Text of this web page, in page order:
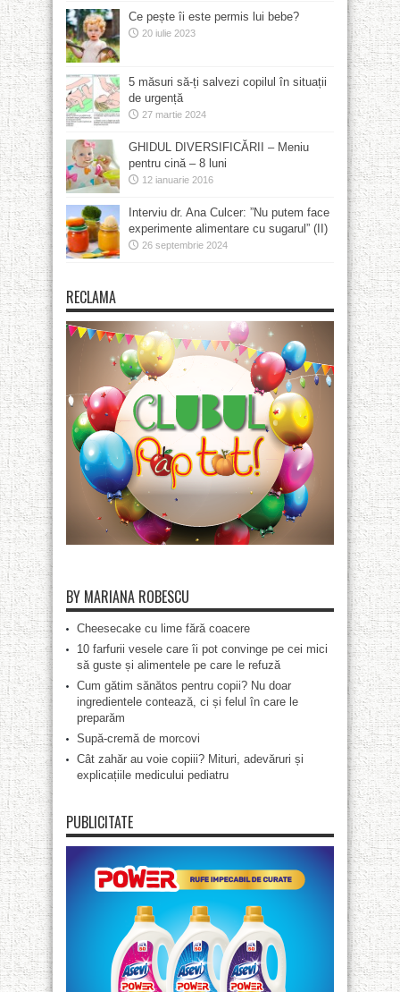
Ce pește îi este permis lui bebe?
20 iulie 2023
5 măsuri să-ți salvezi copilul în situații
de urgență
27 martie 2024
GHIDUL DIVERSIFICĂRII – Meniu
pentru cină – 8 luni
12 ianuarie 2016
Interviu dr. Ana Culcer: ”Nu putem face
experimente alimentare cu sugarul” (II)
26 septembrie 2024
RECLAMA
BY MARIANA ROBESCU
Cheesecake cu lime fără coacere
10 farfurii vesele care îi pot convinge pe cei mici
să guste și alimentele pe care le refuză
Cum gătim sănătos pentru copii? Nu doar
ingredientele contează, ci și felul în care le
preparăm
Supă-cremă de morcovi
Cât zahăr au voie copiii? Mituri, adevăruri și
explicațiile medicului pediatru
PUBLICITATE